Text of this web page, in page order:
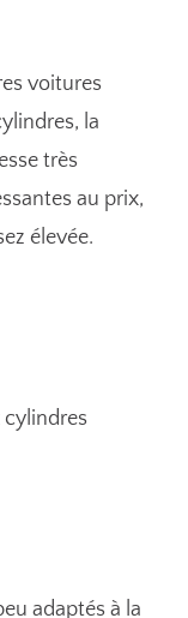
voitures
la
très
au prix,
élevée.
cylindres
adaptés à la